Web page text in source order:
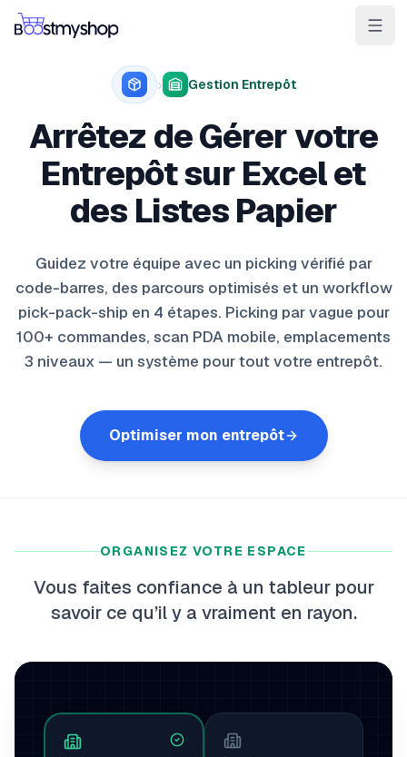
Pour les vendeursPour les 3PLPour les marketplaces
Expédier & Picker
Gagner la BuyBox
Vendre en magasin
VOS APPS
myPricing
myFulfillment
Tous les systèmes opérationnels
› Gestion Entrepôt
Arrêtez de Gérer votre
Entrepôt sur Excel et
des Listes Papier
Guidez votre équipe avec un picking vérifié par
code-barres, des parcours optimisés et un workflow
pick-pack-ship en 4 étapes. Picking par vague pour
100+ commandes, scan PDA mobile, emplacements
3 niveaux — un système pour tout votre entrepôt.
Optimiser mon entrepôt
ORGANISEZ VOTRE ESPACE
Vous faites confiance à un tableur pour
savoir ce qu’il y a vraiment en rayon.